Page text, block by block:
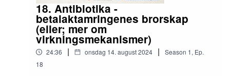
18. Antibiotika -
betalaktamringenes brorskap
(eller; mer om
virkningsmekanismer)
24:36 | onsdag 14. august 2024 | Season 1, Ep.
18